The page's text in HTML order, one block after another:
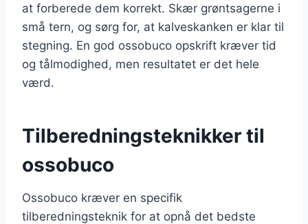
at forberede dem korrekt. Skær grøntsagerne i
små tern, og sørg for, at kalveskanken er klar til
stegning. En god ossobuco opskrift kræver tid
og tålmodighed, men resultatet er det hele
værd.
Tilberedningsteknikker til
ossobuco
Ossobuco kræver en specifik
tilberedningsteknik for at opnå det bedste